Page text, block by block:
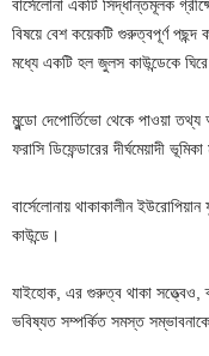
বার্সেলোনা একটি সিদ্ধান্তমূলক
বিষয়ে বেশ কয়েকটি গুরুত্বপূর্ণ
মধ্যে একটি হল জুলস কাউন্ডেকে
মুন্ডো দেপোর্তিভো থেকে পাওয়া তথ্য
ফরাসি ডিফেন্ডারের দীর্ঘমেয়াদী
বার্সেলোনায় থাকাকালীন
কাউন্ডে।
যাইহোক, এর গুরুত্ব থাকা সত্ত্বেও,
ভবিষ্যত সম্পর্কিত সমস্ত